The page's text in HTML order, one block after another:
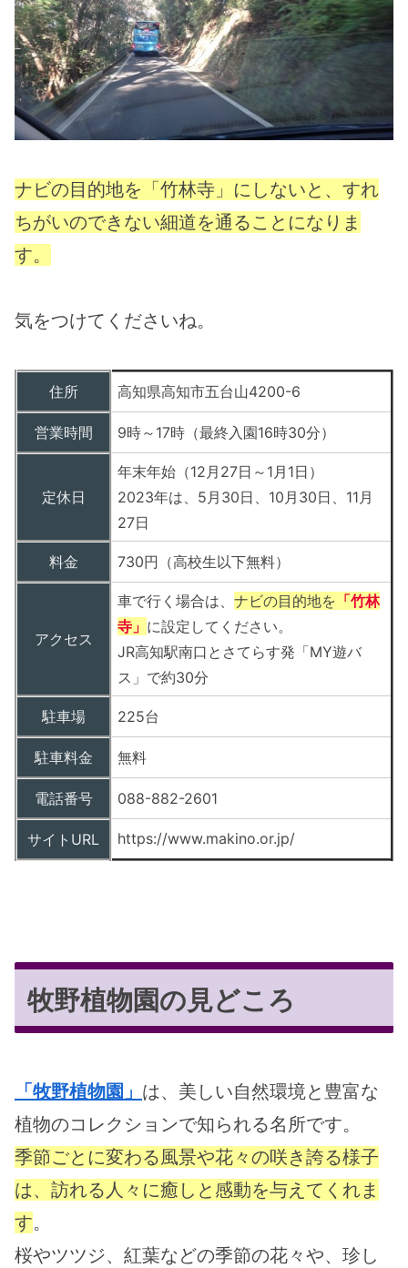
ナビの目的地を「竹林寺」にしないと、すれ
ちがいのできない細道を通ることになりま
す。
気をつけてくださいね。
住所 高知県高知市五台山4200-6
営業時間 9時～17時（最終入園16時30分）
定休日
年末年始（12月27日～1月1日）
2023年は、5月30日、10月30日、11月
27日
料金 730円（高校生以下無料）
アクセス
車で行く場合は、 ナビの目的地を 「竹林
寺」 に設定してください。
JR高知駅南口とさてらす発「MY遊バ
ス」で約30分
駐車場 225台
駐車料金 無料
電話番号 088-882-2601
サイトURL https://www.makino.or.jp/
牧野植物園の見どころ
「牧野植物園」 は、美しい自然環境と豊富な
植物のコレクションで知られる名所です。
季節ごとに変わる風景や花々の咲き誇る様子
は、訪れる人々に癒しと感動を与えてくれま
す。
桜やツツジ、紅葉などの季節の花々や、珍し